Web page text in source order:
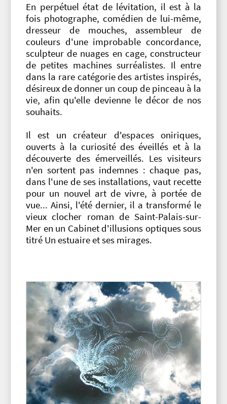
En perpétuel état de lévitation, il est à la
fois photographe, comédien de lui-même,
dresseur de mouches, assembleur de
couleurs d'une improbable concordance,
sculpteur de nuages en cage, constructeur
de petites machines surréalistes. Il entre
dans la rare catégorie des artistes inspirés,
désireux de donner un coup de pinceau à la
vie, afin qu'elle devienne le décor de nos
souhaits.
Il est un créateur d'espaces oniriques,
ouverts à la curiosité des éveillés et à la
découverte des émerveillés. Les visiteurs
n'en sortent pas indemnes : chaque pas,
dans l'une de ses installations, vaut recette
pour un nouvel art de vivre, à portée de
vue... Ainsi, l'été dernier, il a transformé le
vieux clocher roman de Saint-Palais-sur-
Mer en un Cabinet d'illusions optiques sous
titré Un estuaire et ses mirages.